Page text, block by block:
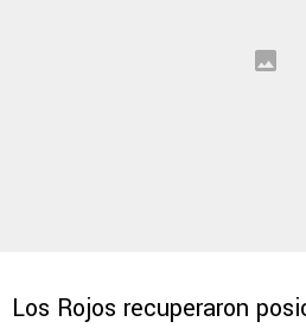
Los Rojos recuperaron